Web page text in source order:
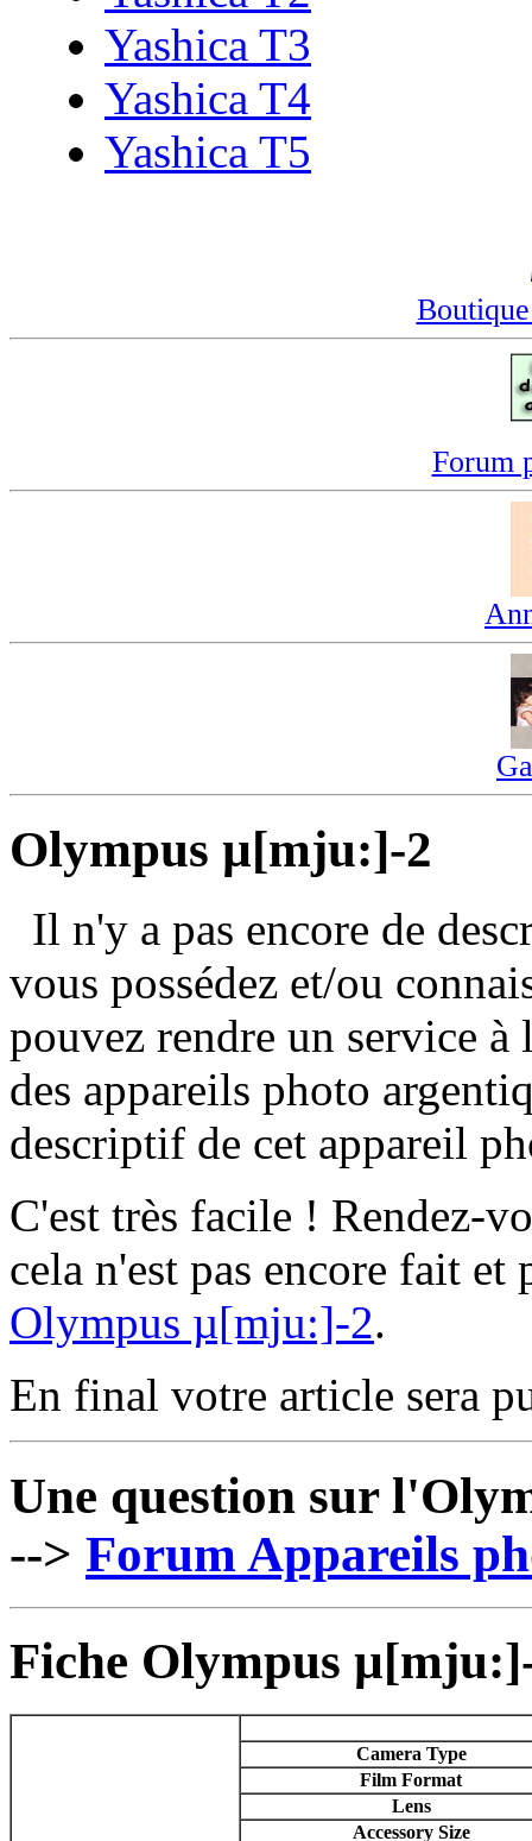
Yashica T3
Yashica T4
Yashica T5
Forum
Olympus µ[mju:]-2
Il n'y a pas encore de
vous possédez et/ou
pouvez rendre un service à
des appareils photo
descriptif de cet appareil
C'est très facile ! Rendez-
cela n'est pas encore fait
Olympus µ[mju:]-2.
En final votre article sera
Une question sur
--> Forum Appareils
Fiche Olympus
Camera Type
Film Format
Lens
Accessory Size